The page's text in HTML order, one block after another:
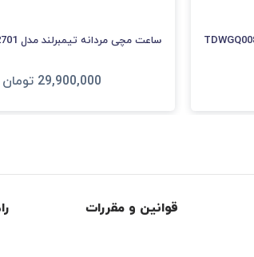
ساعت مچی مردانه تیمبرلند مدل TDWGF0082701
29,900,000 تومان
قوانین و مقررات